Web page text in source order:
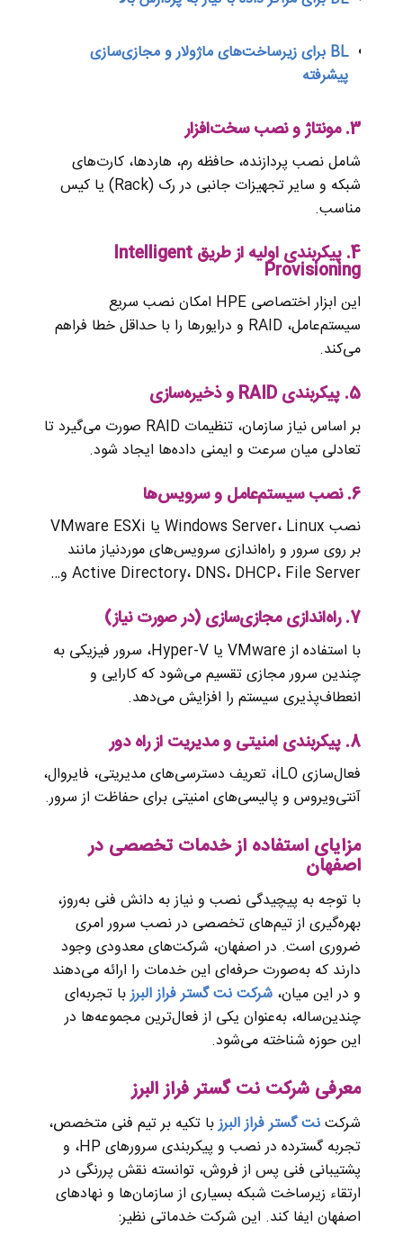
BL برای زیرساخت‌های ماژولار و مجازی‌سازی
پیشرفته
3. مونتاژ و نصب سخت‌افزار
شامل نصب پردازنده، حافظه رم، هاردها، کارت‌های
شبکه و سایر تجهیزات جانبی در رک (Rack) یا کیس
مناسب.
4. پیکربندی اولیه از طریق Intelligent
Provisioning
این ابزار اختصاصی HPE امکان نصب سریع
سیستم‌عامل، RAID و درایورها را با حداقل خطا فراهم
می‌کند.
5. پیکربندی RAID و ذخیره‌سازی
بر اساس نیاز سازمان، تنظیمات RAID صورت می‌گیرد تا
تعادلی میان سرعت و ایمنی داده‌ها ایجاد شود.
6. نصب سیستم‌عامل و سرویس‌ها
نصب Windows Server، Linux یا VMware ESXi
بر روی سرور و راه‌اندازی سرویس‌های موردنیاز مانند
Active Directory، DNS، DHCP، File Server و…
7. راه‌اندازی مجازی‌سازی (در صورت نیاز)
با استفاده از VMware یا Hyper-V، سرور فیزیکی به
چندین سرور مجازی تقسیم می‌شود که کارایی و
انعطاف‌پذیری سیستم را افزایش می‌دهد.
8. پیکربندی امنیتی و مدیریت از راه دور
فعال‌سازی iLO، تعریف دسترسی‌های مدیریتی، فایروال،
آنتی‌ویروس و پالیسی‌های امنیتی برای حفاظت از سرور.
مزایای استفاده از خدمات تخصصی در
اصفهان
با توجه به پیچیدگی نصب و نیاز به دانش فنی به‌روز،
بهره‌گیری از تیم‌های تخصصی در نصب سرور امری
ضروری است. در اصفهان، شرکت‌های معدودی وجود
دارند که به‌صورت حرفه‌ای این خدمات را ارائه می‌دهند
و در این میان،شرکت نت گستر فراز البرزبا تجربه‌ای
چندین‌ساله، به‌عنوان یکی از فعال‌ترین مجموعه‌ها در
این حوزه شناخته می‌شود.
معرفی شرکت نت گستر فراز البرز
شرکتنت گستر فراز البرزبا تکیه بر تیم فنی متخصص،
تجربه گسترده در نصب و پیکربندی سرورهای HP، و
پشتیبانی فنی پس از فروش، توانسته نقش پررنگی در
ارتقاء زیرساخت شبکه بسیاری از سازمان‌ها و نهادهای
اصفهان ایفا کند. این شرکت خدماتی نظیر: